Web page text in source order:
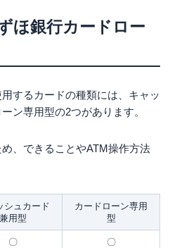
ほ銀行カードロー
するカードの種類には、キャッ
ン専用型の2つがあります。
、できることやATM操作方法
シュカード
兼用型
カードローン専用
型
〇 〇